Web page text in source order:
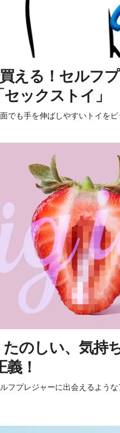
える！セルフ
ックストイ」
でも手を伸ばしやすいトイをピ
のしい、気持
！
フプレジャーに出会えるような